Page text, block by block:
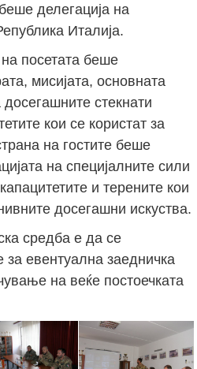
делегација на
Италија.
посетата беше
мисијата, основната
стекнати
кои се користат за
на гостите беше
на специјалните сили
и терените кои
досегашни искуства.
средба е да се
за евентуална заедничка
на веќе постоечката